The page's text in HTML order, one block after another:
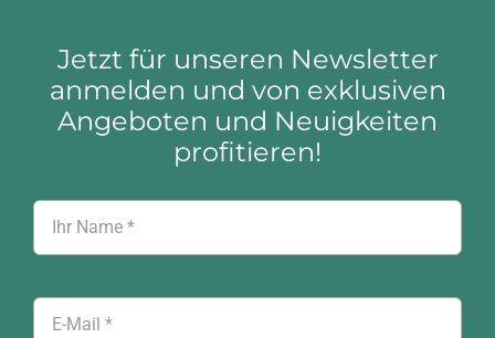
Jetzt für unseren Newsletter
anmelden und von exklusiven
Angeboten und Neuigkeiten
profitieren!